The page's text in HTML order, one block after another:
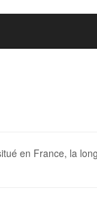
en France, la